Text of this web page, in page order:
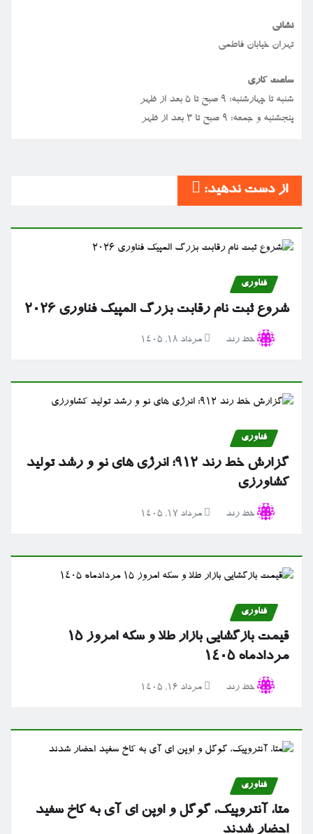
نشانی
تهران خیابان فاطمی
ساعت کاری
شنبه تا چهارشنبه: ۹ صبح تا ۵ بعد از ظهر
پنجشنبه و جمعه: ۹ صبح تا ۳ بعد از ظهر
از دست ندهید:
فناوری
شروع ثبت نام رقابت بزرگ المپیک فناوری ۲۰۲۶
خط رند مرداد ۱۸, ۱۴۰۵
فناوری
گزارش خط رند ۹۱۲؛ انرژی های نو و رشد تولید
کشاورزی
خط رند مرداد ۱۷, ۱۴۰۵
فناوری
قیمت بازگشایی بازار طلا و سکه امروز ۱۵
مردادماه ۱۴۰۵
خط رند مرداد ۱۶, ۱۴۰۵
فناوری
متا، آنتروپیک، گوگل و اوپن ای آی به کاخ سفید
احضار شدند